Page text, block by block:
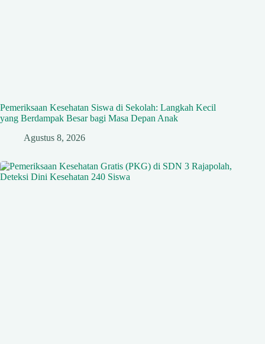
Pemeriksaan Kesehatan Siswa di Sekolah: Langkah Kecil
yang Berdampak Besar bagi Masa Depan Anak
Agustus 8, 2026